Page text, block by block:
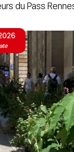
du Pass